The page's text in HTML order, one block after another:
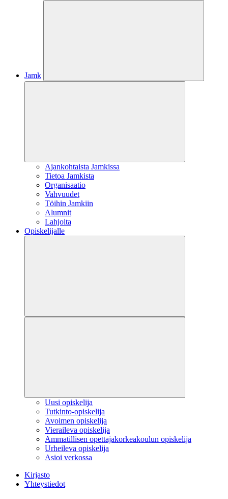
Jamk
Ajankohtaista Jamkissa
Tietoa Jamkista
Organisaatio
Vahvuudet
Töihin Jamkiin
Alumnit
Lahjoita
Opiskelijalle
Uusi opiskelija
Tutkinto-opiskelija
Avoimen opiskelija
Vieraileva opiskelija
Ammatillisen opettajakorkeakoulun opiskelija
Urheileva opiskelija
Asioi verkossa
Kirjasto
Yhteystiedot